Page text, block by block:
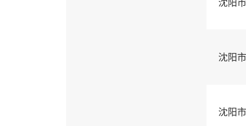
沈阳市
沈阳市
沈阳市